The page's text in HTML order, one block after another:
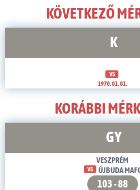
KÖVETKEZŐ
K
VS
1970. 01. 01.
KORÁBBI
GY
VESZPRÉM
VS ÚJBUDA
103 - 88